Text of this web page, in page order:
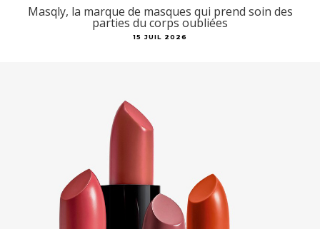
Masqly, la marque de masques qui prend soin des
parties du corps oubliées
15 JUIL 2026